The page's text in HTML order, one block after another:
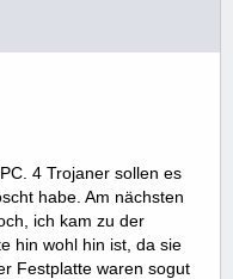
4 Trojaner sollen es
habe. Am nächsten
ich kam zu der
hin wohl hin ist, da sie
Festplatte waren sogut